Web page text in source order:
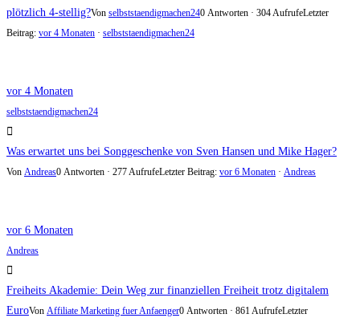
plötzlich 4-stellig?Von selbststaendigmachen240 Antworten · 304 AufrufeLetzter
Beitrag: vor 4 Monaten · selbststaendigmachen24
vor 4 Monaten
selbststaendigmachen24
Was erwartet uns bei Songgeschenke von Sven Hansen und Mike Hager?
Von Andreas0 Antworten · 277 AufrufeLetzter Beitrag: vor 6 Monaten · Andreas
vor 6 Monaten
Andreas
Freiheits Akademie: Dein Weg zur finanziellen Freiheit trotz digitalem
EuroVon Affiliate Marketing fuer Anfaenger0 Antworten · 861 AufrufeLetzter